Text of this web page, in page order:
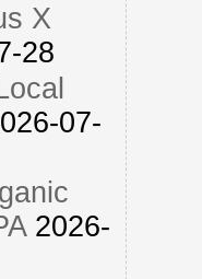
X
28
07-
2026-